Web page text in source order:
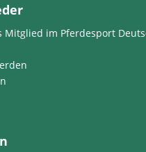
Mitglied im Pferdesport